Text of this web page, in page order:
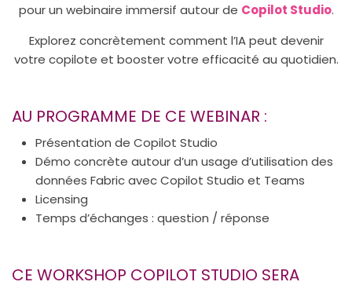
pour un webinaire immersif autour de Copilot Studio.
Explorez concrètement comment l’IA peut devenir
votre copilote et booster votre efficacité au quotidien.
AU PROGRAMME DE CE WEBINAR :
Présentation de Copilot Studio
Démo concrète autour d’un usage d’utilisation des
données Fabric avec Copilot Studio et Teams
Licensing
Temps d’échanges : question / réponse
CE WORKSHOP COPILOT STUDIO SERA